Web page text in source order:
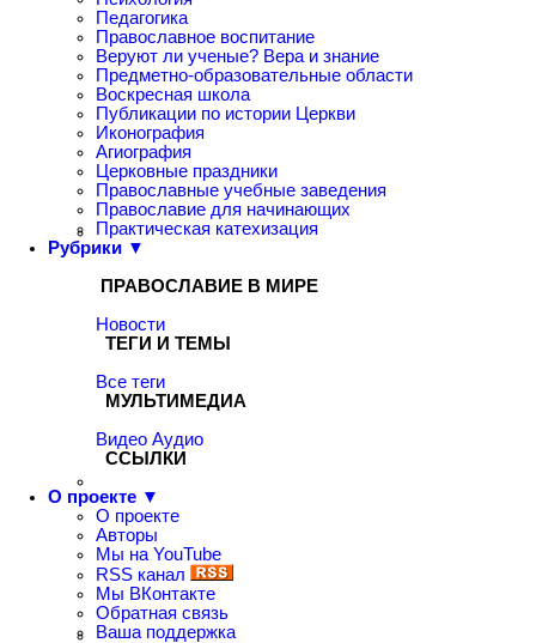
Педагогика
Православное воспитание
Веруют ли ученые? Вера и знание
Предметно-образовательные области
Воскресная школа
Публикации по истории Церкви
Иконография
Агиография
Церковные праздники
Православные учебные заведения
Православие для начинающих
Практическая катехизация
Рубрики ▼
ПРАВОСЛАВИЕ В МИРЕ
Новости
ТЕГИ И ТЕМЫ
Все теги
МУЛЬТИМЕДИА
Видео Аудио
ССЫЛКИ
О проекте ▼
О проекте
Авторы
Мы на YouTube
RSS канал
Мы ВКонтакте
Обратная связь
Ваша поддержка